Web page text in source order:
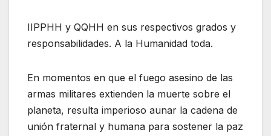
IIPPHH y QQHH en sus respectivos grados y
responsabilidades. A la Humanidad toda.
En momentos en que el fuego asesino de las
armas militares extienden la muerte sobre el
planeta, resulta imperioso aunar la cadena de
unión fraternal y humana para sostener la paz